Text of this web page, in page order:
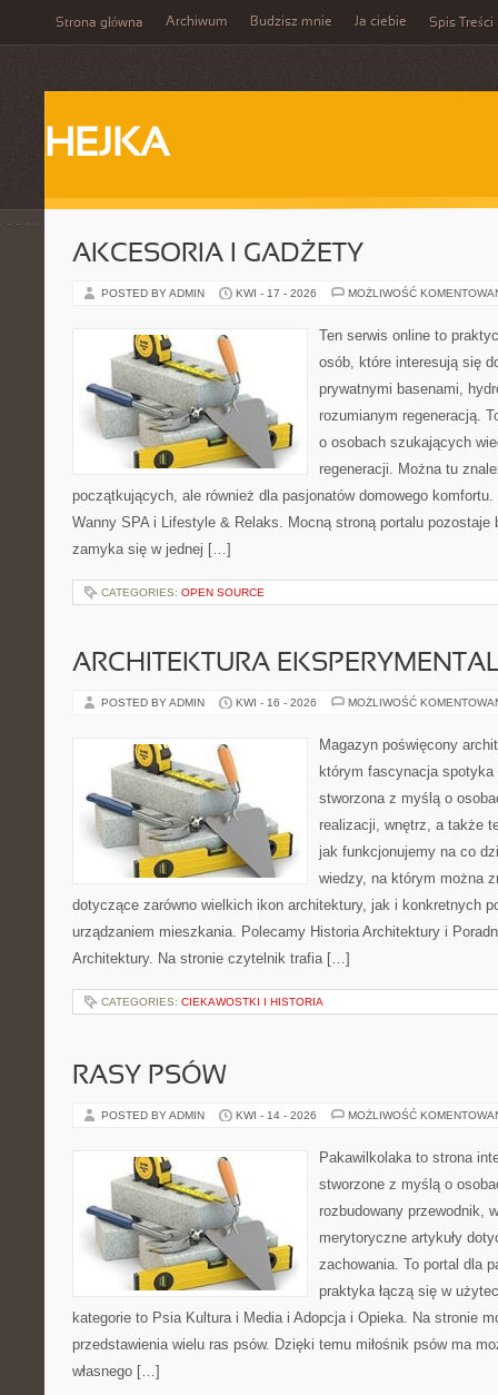
Strona główna Archiwum Budzisz mnie Ja ciebie Spis Treści
HEJKA
AKCESORIA I GADŻETY
POSTED BY ADMIN KWI - 17 - 2026 MOŻLIWOŚĆ
Ten serwis online to
osób, które interesują się
prywatnymi basenami,
rozumianym regeneracją.
o osobach szukających
regeneracji. Można tu
początkujących, ale również dla pasjonatów domowego
Wanny SPA i Lifestyle & Relaks. Mocną stroną portalu pozostaje
zamyka się w jednej […]
CATEGORIES: OPEN SOURCE
ARCHITEKTURA
POSTED BY ADMIN KWI - 16 - 2026 MOŻLIWOŚĆ
Magazyn poświęcony
którym fascynacja spotyka
stworzona z myślą o
realizacji, wnętrz, a także
jak funkcjonujemy na co
wiedzy, na którym można
dotyczące zarówno wielkich ikon architektury, jak i konkretnych
urządzaniem mieszkania. Polecamy Historia Architektury i
Architektury. Na stronie czytelnik trafia […]
CATEGORIES: CIEKAWOSTKI I HISTORIA
RASY PSÓW
POSTED BY ADMIN KWI - 14 - 2026 MOŻLIWOŚĆ
Pakawilkolaka to strona
stworzone z myślą o
rozbudowany przewodnik,
merytoryczne artykuły
zachowania. To portal dla
praktyka łączą się w
kategorie to Psia Kultura i Media i Adopcja i Opieka. Na stronie
przedstawienia wielu ras psów. Dzięki temu miłośnik psów ma
własnego […]